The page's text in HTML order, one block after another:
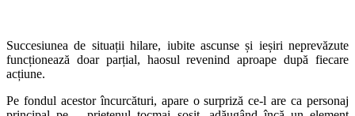
Succesiunea de situații hilare, iubite ascunse și ieșiri neprevăzute
funcționează doar parțial, haosul revenind aproape după fiecare
acțiune.
Pe fondul acestor încurcături, apare o surpriză ce-l are ca personaj